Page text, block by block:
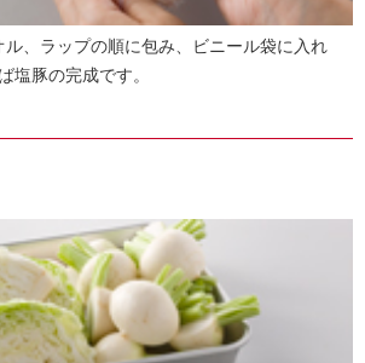
ル、ラップの順に包み、ビニール袋に入れ
塩豚の完成です。